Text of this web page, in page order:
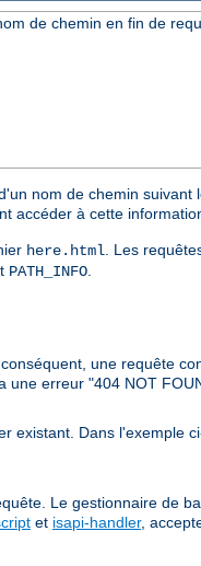
de chemin en fin de
nom de chemin
accéder à cette
here.html. Les
PATH_INFO.
une requête
une erreur "404 NOT
existant. Dans l'exemple
Le gestionnaire de
et isapi-handler,